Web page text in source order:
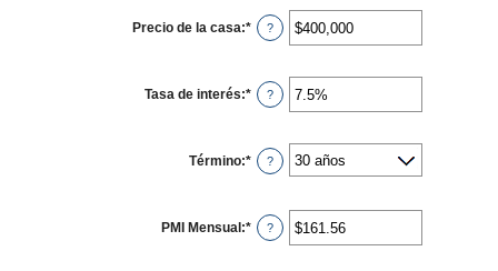
Precio de la casa:* Ingresa
un
$0
y
$250,000,000
?
Tasa de interés:* Ingresa
un
0%
y
50%
?
Término:* ?
PMI Mensual:* Ingresa
un
?